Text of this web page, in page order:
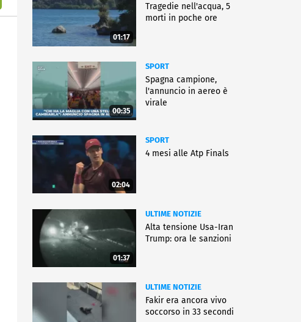
01:17
Tragedie nell'acqua, 5
morti in poche ore
00:35
SPORT
Spagna campione,
l'annuncio in aereo è
virale
02:04
SPORT
4 mesi alle Atp Finals
01:37
ULTIME NOTIZIE
Alta tensione Usa-Iran
Trump: ora le sanzioni
ULTIME NOTIZIE
Fakir era ancora vivo
soccorso in 33 secondi